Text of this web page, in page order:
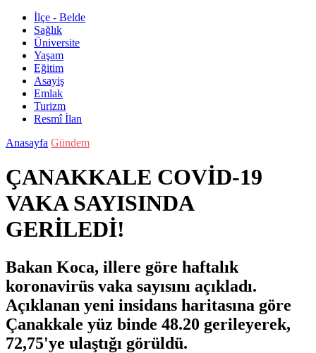
İlçe - Belde
Sağlık
Üniversite
Yaşam
Eğitim
Asayiş
Emlak
Turizm
Resmî İlan
Anasayfa Gündem
ÇANAKKALE COVİD-19
VAKA SAYISINDA
GERİLEDİ!
Bakan Koca, illere göre haftalık
koronavirüs vaka sayısını açıkladı.
Açıklanan yeni insidans haritasına göre
Çanakkale yüz binde 48.20 gerileyerek,
72,75'ye ulaştığı görüldü.